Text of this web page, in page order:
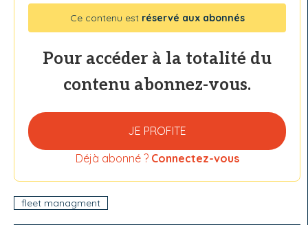
Ce contenu est réservé aux abonnés
Pour accéder à la totalité du
contenu abonnez-vous.
JE PROFITE
Déjà abonné ? Connectez-vous
fleet managment